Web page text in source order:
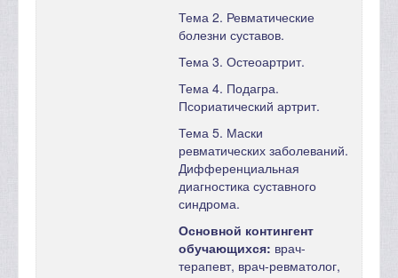
Тема 2. Ревматические
болезни суставов.
Тема 3. Остеоартрит.
Тема 4. Подагра.
Псориатический артрит.
Тема 5. Маски
ревматических заболеваний.
Дифференциальная
диагностика суставного
синдрома.
Основной контингент
обучающихся: врач-
терапевт, врач-ревматолог,